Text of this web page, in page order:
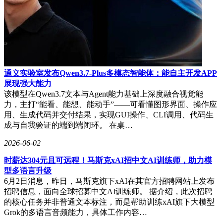
通义实验室发布Qwen3.7-Plus多模态智能体：能自主开发APP
展现强大能力
该模型在Qwen3.7文本与Agent能力基础上深度融合视觉能
力，主打“能看、能想、能动手”——可看懂图形界面、操作应
用、生成代码并交付结果，实现GUI操作、CLI调用、代码生
成与自我验证的端到端闭环。 在桌…
2026-06-02
时薪达304元且可远程！马斯克xAI招中文AI训练师，助力模
型多语言升级
6月2日消息，昨日，马斯克旗下xAI在其官方招聘网站上发布
招聘信息，面向全球招募中文AI训练师。 据介绍，此次招聘
的核心任务并非普通文本标注，而是帮助训练xAI旗下大模型
Grok的多语言音频能力，具体工作内容…